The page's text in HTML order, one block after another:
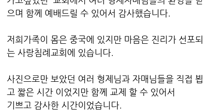
으며 함께 예배드릴 수 있어서 감사했습니다.
저희가족이 몸은 중국에 있지만 마음은 진리가 선포되
는 사랑침례교회에 있습니다.
사진으로만 보았던 여러 형제님과 자매님들을 직접 뵙
고 짧은 시간 이었지만 함께 교제 할 수 있어서
기쁘고 감사한 시간이었습니다.